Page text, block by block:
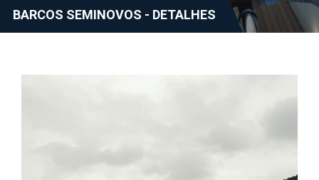
BARCOS SEMINOVOS - DETALHES